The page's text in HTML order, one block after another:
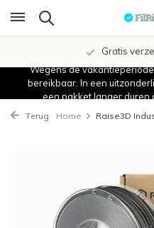
Gratis
Wegens de
bereikbaar. In een
een pakket langer duren
Terug Home Raise3D